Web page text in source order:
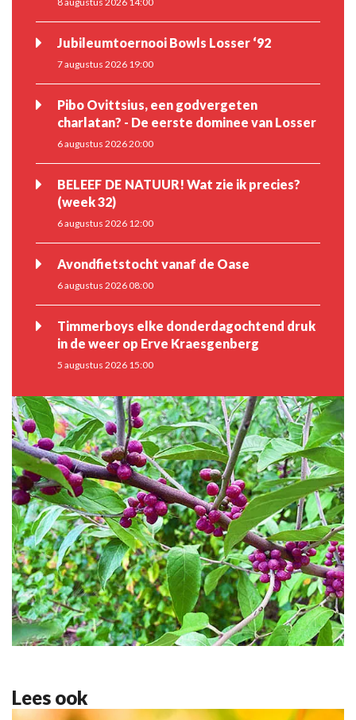
Jubileumtoernooi Bowls Losser ‘92
7 augustus 2026 19:00
Pibo Ovittsius, een godvergeten
charlatan? - De eerste dominee van Losser
6 augustus 2026 20:00
BELEEF DE NATUUR! Wat zie ik precies?
(week 32)
6 augustus 2026 12:00
Avondfietstocht vanaf de Oase
6 augustus 2026 08:00
Timmerboys elke donderdagochtend druk
in de weer op Erve Kraesgenberg
5 augustus 2026 15:00
Lees ook